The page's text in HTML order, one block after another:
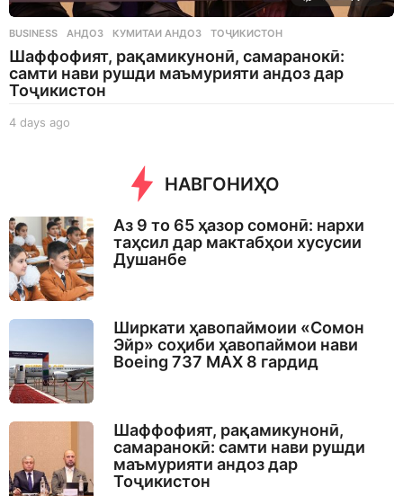
BUSINESS АНДОЗ ,КУМИТАИ АНДОЗ ,ТОҶИКИСТОН
Шаффофият, рақамикунонӣ, самаранокӣ:
самти нави рушди маъмурияти андоз дар
Тоҷикистон
4 days ago
g
o
НАВГОНИҲО
Аз 9 то 65 ҳазор сомонӣ: нархи
таҳсил дар мактабҳои хусусии
Душанбе
Ширкати ҳавопаймоии «Сомон
Эйр» соҳиби ҳавопаймои нави
Boeing 737 MAX 8 гардид
Шаффофият, рақамикунонӣ,
самаранокӣ: самти нави рушди
маъмурияти андоз дар
Тоҷикистон